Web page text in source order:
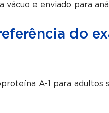
e enviado para
do
A-1 para adultos